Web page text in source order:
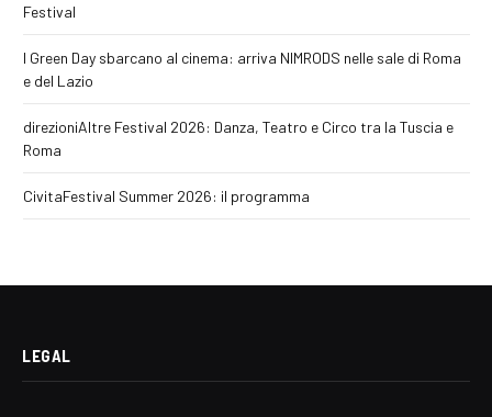
Festival
I Green Day sbarcano al cinema: arriva NIMRODS nelle sale di Roma
e del Lazio
direzioniAltre Festival 2026: Danza, Teatro e Circo tra la Tuscia e
Roma
CivitaFestival Summer 2026: il programma
LEGAL